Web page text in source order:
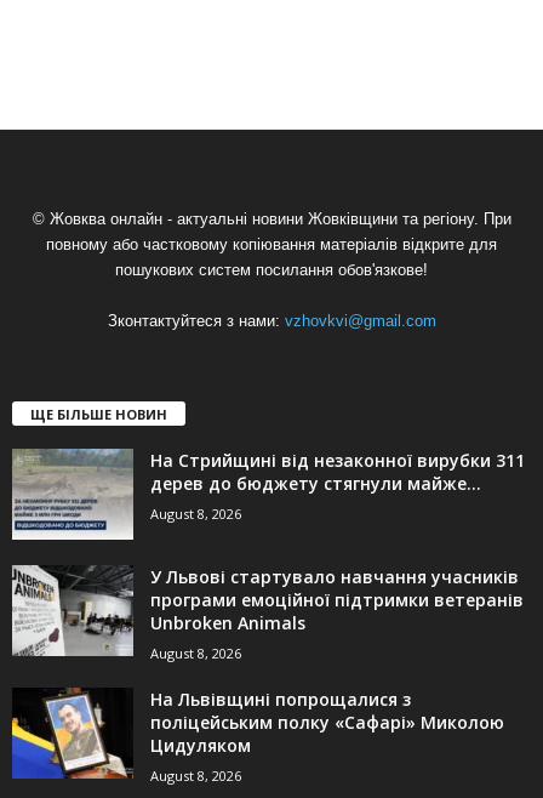
© Жовква онлайн - актуальні новини Жовківщини та регіону. При
повному або частковому копіювання матеріалів відкрите для
пошукових систем посилання обов'язкове!
Зконтактуйтеся з нами: vzhovkvi@gmail.com
ЩЕ БІЛЬШЕ НОВИН
На Стрийщині від незаконної вирубки 311
дерев до бюджету стягнули майже...
August 8, 2026
У Львові стартувало навчання учасників
програми емоційної підтримки ветеранів
Unbroken Animals
August 8, 2026
На Львівщині попрощалися з
поліцейським полку «Сафарі» Миколою
Цидуляком
August 8, 2026